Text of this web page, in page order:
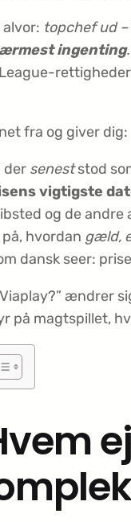
topchef ud
ingenting.
fra og giver dig:
der seneststod
vigtigste
og de
hvordan gæld,
dansk seer:
ændrer
på magtspillet,